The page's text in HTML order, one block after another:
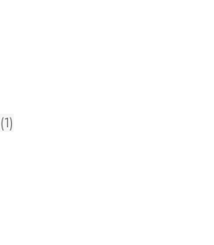
(1)